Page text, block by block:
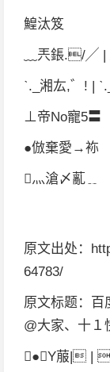
鰉汰笈
﹏兲鋹./╱
ˋ._湘厷,゛! |
⊥帝No寵5〓
●倣棄愛→袮
灬滄〆薍﹎
原文出处：
64783/
原文标题：百
@大家、十１
●Y菔| |